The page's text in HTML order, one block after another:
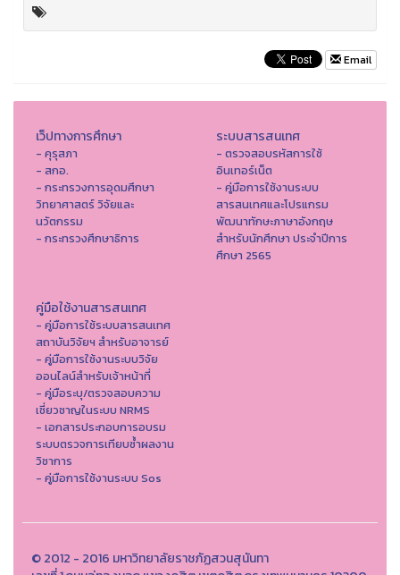
Email
เว็ปทางการศึกษา
- คุรุสภา
- สกอ.
- กระทรวงการอุดมศึกษา
วิทยาศาสตร์ วิจัยและ
นวัตกรรม
- กระทรวงศึกษาธิการ
ระบบสารสนเทศ
- ตรวจสอบรหัสการใช้
อินเทอร์เน็ต
- คู่มือการใช้งานระบบ
สารสนเทศและโปรแกรม
พัฒนาทักษะภาษาอังกฤษ
สำหรับนักศึกษา ประจำปีการ
ศึกษา 2565
คู่มือใช้งานสารสนเทศ
- คู่มือการใช้ระบบสารสนเทศ
สถาบันวิจัยฯ สำหรับอาจารย์
- คู่มือการใช้งานระบบวิจัย
ออนไลน์สำหรับเจ้าหน้าที่
- คู่มือระบุ/ตรวจสอบความ
เชี่ยวชาญในระบบ NRMS
- เอกสารประกอบการอบรม
ระบบตรวจการเทียบซ้ำผลงาน
วิชาการ
- คู่มือการใช้งานระบบ Sos
© 2012 - 2016 มหาวิทยาลัยราชภัฏสวนสุนันทา